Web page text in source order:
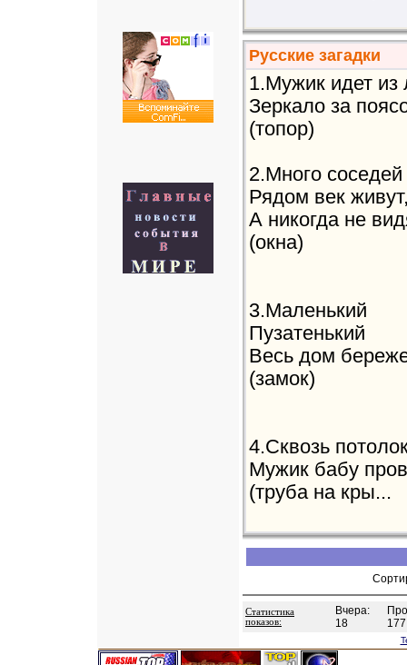
Русские загадки
1.Мужик идет из
Зеркало за
(топор)
2.Много соседей
Рядом век
А никогда не
(окна)
3.Маленький
Пузатенький
Весь дом
(замок)
4.Сквозь
Мужик бабу
(труба на кры...
Статистика
показов:
Вчера:
18
177